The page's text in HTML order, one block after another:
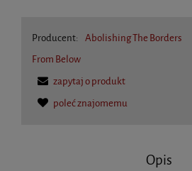
Producent: Abolishing The Borders
From Below
zapytaj o produkt
poleć znajomemu
Opis